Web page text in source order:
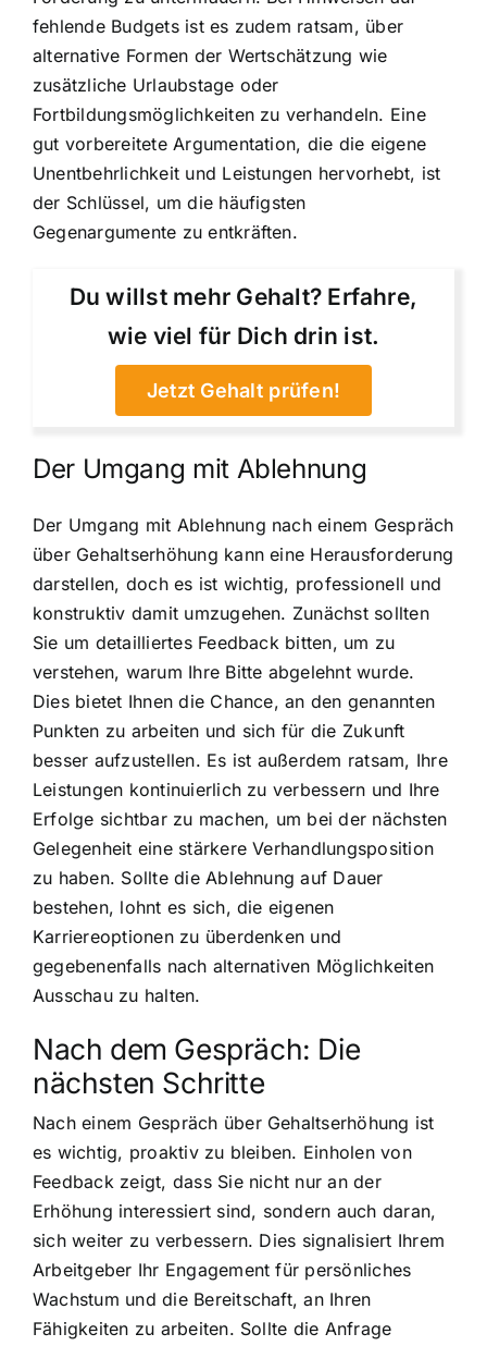
fehlende Budgets ist es zudem ratsam, über
alternative Formen der Wertschätzung wie
zusätzliche Urlaubstage oder
Fortbildungsmöglichkeiten zu verhandeln. Eine
gut vorbereitete Argumentation, die die eigene
Unentbehrlichkeit und Leistungen hervorhebt, ist
der Schlüssel, um die häufigsten
Gegenargumente zu entkräften.
Du willst mehr Gehalt? Erfahre,
wie viel für Dich drin ist.
Jetzt Gehalt prüfen!
Der Umgang mit Ablehnung
Der Umgang mit Ablehnung nach einem Gespräch
über Gehaltserhöhung kann eine Herausforderung
darstellen, doch es ist wichtig, professionell und
konstruktiv damit umzugehen. Zunächst sollten
Sie um detailliertes Feedback bitten, um zu
verstehen, warum Ihre Bitte abgelehnt wurde.
Dies bietet Ihnen die Chance, an den genannten
Punkten zu arbeiten und sich für die Zukunft
besser aufzustellen. Es ist außerdem ratsam, Ihre
Leistungen kontinuierlich zu verbessern und Ihre
Erfolge sichtbar zu machen, um bei der nächsten
Gelegenheit eine stärkere Verhandlungsposition
zu haben. Sollte die Ablehnung auf Dauer
bestehen, lohnt es sich, die eigenen
Karriereoptionen zu überdenken und
gegebenenfalls nach alternativen Möglichkeiten
Ausschau zu halten.
Nach dem Gespräch: Die
nächsten Schritte
Nach einem Gespräch über Gehaltserhöhung ist
es wichtig, proaktiv zu bleiben. Einholen von
Feedback zeigt, dass Sie nicht nur an der
Erhöhung interessiert sind, sondern auch daran,
sich weiter zu verbessern. Dies signalisiert Ihrem
Arbeitgeber Ihr Engagement für persönliches
Wachstum und die Bereitschaft, an Ihren
Fähigkeiten zu arbeiten. Sollte die Anfrage